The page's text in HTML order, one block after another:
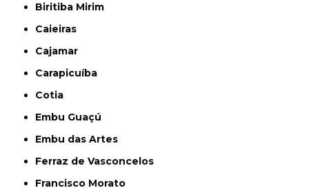
Biritiba Mirim
Caieiras
Cajamar
Carapicuíba
Cotia
Embu Guaçú
Embu das Artes
Ferraz de Vasconcelos
Francisco Morato